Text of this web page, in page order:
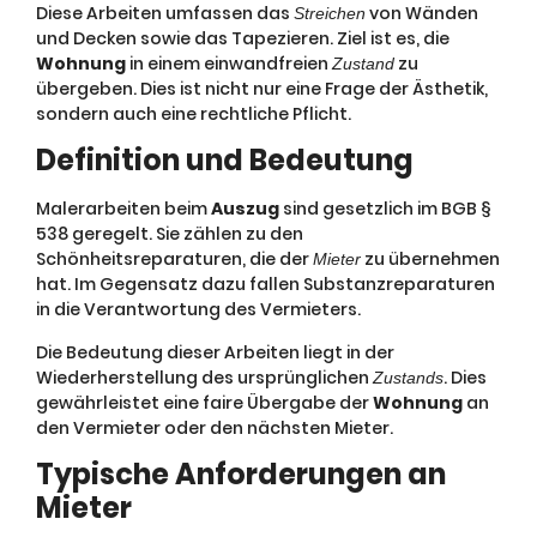
Diese Arbeiten umfassen das Streichen von Wänden
und Decken sowie das Tapezieren. Ziel ist es, die
Wohnung in einem einwandfreienZustand zu
übergeben. Dies ist nicht nur eine Frage der Ästhetik,
sondern auch eine rechtliche Pflicht.
Definition und Bedeutung
Malerarbeiten beimAuszug sind gesetzlich im BGB §
538 geregelt. Sie zählen zu den
Schönheitsreparaturen, die derMieter zu übernehmen
hat. Im Gegensatz dazu fallen Substanzreparaturen
in die Verantwortung des Vermieters.
Die Bedeutung dieser Arbeiten liegt in der
Wiederherstellung des ursprünglichenZustands. Dies
gewährleistet eine faire Übergabe derWohnung an
den Vermieter oder den nächsten Mieter.
Typische Anforderungen an
Mieter